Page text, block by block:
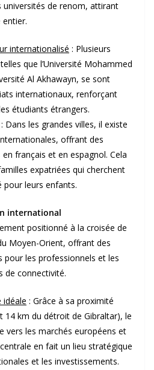
universités de renom, attirant
internationalisé : Plusieurs
que l’Université Mohammed
Al Akhawayn, se sont
internationaux, renforçant
étudiants étrangers.
: Dans les grandes villes, il existe
offrant des
français et en espagnol. Cela
expatriées qui cherchent
pour leurs enfants.
international
positionné à la croisée de
Moyen-Orient, offrant des
pour les professionnels et les
de connectivité.
idéale : Grâce à sa proximité
14 km du détroit de Gibraltar), le
vers les marchés européens et
en fait un lieu stratégique
et les investissements.